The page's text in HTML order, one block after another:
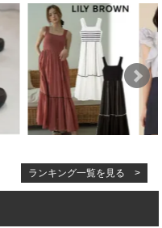
ランキング一覧を見る >